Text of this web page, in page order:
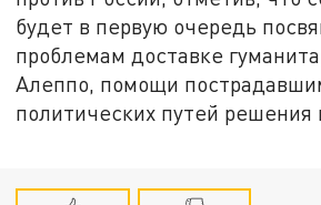
будет в первую очередь
проблемам доставке
Алеппо, помощи
политических путей решения